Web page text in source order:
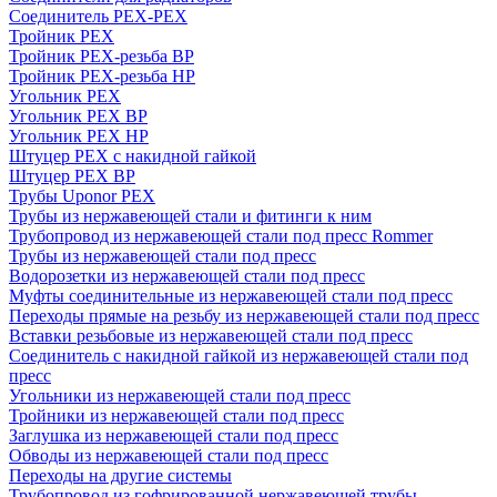
Соединитель PEX-PEX
Тройник PEX
Тройник PEX-резьба ВР
Тройник PEX-резьба НР
Угольник PEX
Угольник PEX ВР
Угольник PEX НР
Штуцер PEX c накидной гайкой
Штуцер PEX ВР
Трубы Uponor PEX
Трубы из нержавеющей стали и фитинги к ним
Трубопровод из нержавеющей стали под пресс Rommer
Трубы из нержавеющей стали под пресс
Водорозетки из нержавеющей стали под пресс
Муфты соединительные из нержавеющей стали под пресс
Переходы прямые на резьбу из нержавеющей стали под пресс
Вставки резьбовые из нержавеющей стали под пресс
Соединитель с накидной гайкой из нержавеющей стали под
пресс
Угольники из нержавеющей стали под пресс
Тройники из нержавеющей стали под пресс
Заглушка из нержавеющей стали под пресс
Обводы из нержавеющей стали под пресс
Переходы на другие системы